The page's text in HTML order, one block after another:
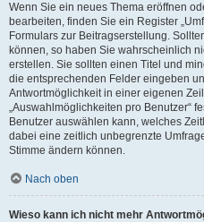
Wenn Sie ein neues Thema eröffnen
bearbeiten, finden Sie ein Register
Formulars zur Beitragserstellung.
können, so haben Sie wahrscheinlich
erstellen. Sie sollten einen Titel und
die entsprechenden Felder eingeben
Antwortmöglichkeit in einer eigenen
„Auswahlmöglichkeiten pro Benutzer“
Benutzer auswählen kann, welches
dabei eine zeitlich unbegrenzte
Stimme ändern können.
Nach oben
Wieso kann ich nicht mehr